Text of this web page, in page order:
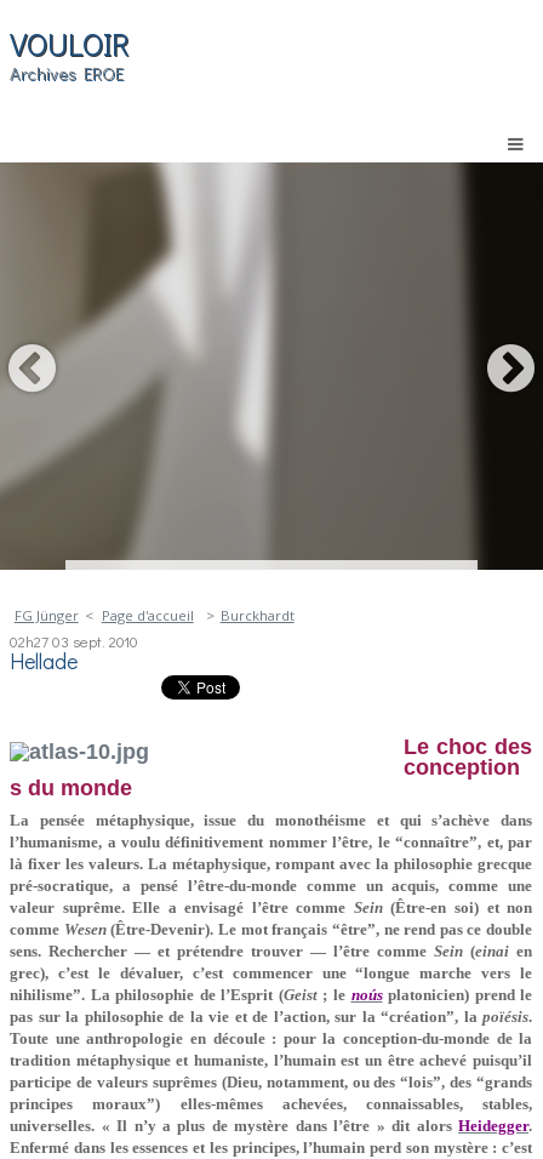
VOULOIR
Archives EROE
FG Jünger Page d'accueil Burckhardt
02h2703 sept. 2010
Hellade
Le choc des
conception
s du monde
La pensée métaphysique, issue du monothéisme et qui s’achève dans
l’humanisme, a voulu définitivement nommer l’être, le “connaître”, et, par
là fixer les valeurs. La métaphysique, rompant avec la philosophie grecque
pré-socratique, a pensé l’être-du-monde comme un acquis, comme une
valeur suprême. Elle a envisagé l’être comme Sein(Être-en soi) et non
comme Wesen(Être-Devenir). Le mot français “être”, ne rend pas ce double
sens. Rechercher — et prétendre trouver — l’être commeSein (einai en
grec), c’est le dévaluer, c’est commencer une “longue marche vers le
nihilisme”. La philosophie de l’Esprit (Geist; le noúsplatonicien) prend le
pas sur la philosophie de la vie et de l’action, sur la “création”, lapoïésis.
Toute une anthropologie en découle : pour la conception-du-monde de la
tradition métaphysique et humaniste, l’humain est un être achevé puisqu’il
participe de valeurs suprêmes (Dieu, notamment, ou des “lois”, des “grands
principes moraux”) elles-mêmes achevées, connaissables, stables,
universelles. « Il n’y a plus de mystère dans l’être » dit alorsHeidegger.
Enfermé dans les essences et les principes, l’humain perd son mystère : c’est